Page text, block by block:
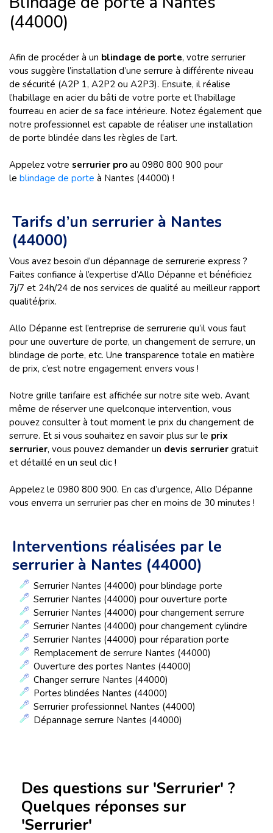
(44000)
Afin de procéder à un blindage de porte, votre serrurier
vous suggère l’installation d’une serrure à différente niveau
de sécurité (A2P 1, A2P2 ou A2P3). Ensuite, il réalise
l’habillage en acier du bâti de votre porte et l’habillage
fourreau en acier de sa face intérieure. Notez également que
notre professionnel est capable de réaliser une installation
de porte blindée dans les règles de l’art.
Appelez votre serrurier pro au 0980 800 900 pour
le blindage de porte à Nantes (44000) !
Tarifs d’un serrurier à Nantes
(44000)
Vous avez besoin d’un dépannage de serrurerie express ?
Faites confiance à l’expertise d’Allo Dépanne et bénéficiez
7j/7 et 24h/24 de nos services de qualité au meilleur rapport
qualité/prix.
Allo Dépanne est l’entreprise de serrurerie qu’il vous faut
pour une ouverture de porte, un changement de serrure, un
blindage de porte, etc. Une transparence totale en matière
de prix, c’est notre engagement envers vous !
Notre grille tarifaire est affichée sur notre site web. Avant
même de réserver une quelconque intervention, vous
pouvez consulter à tout moment le prix du changement de
serrure. Et si vous souhaitez en savoir plus sur le prix
serrurier, vous pouvez demander un devis serrurier gratuit
et détaillé en un seul clic !
Appelez le 0980 800 900. En cas d’urgence, Allo Dépanne
vous enverra un serrurier pas cher en moins de 30 minutes !
Interventions réalisées par le
serrurier à Nantes (44000)
Serrurier Nantes (44000) pour blindage porte
Serrurier Nantes (44000) pour ouverture porte
Serrurier Nantes (44000) pour changement serrure
Serrurier Nantes (44000) pour changement cylindre
Serrurier Nantes (44000) pour réparation porte
Remplacement de serrure Nantes (44000)
Ouverture des portes Nantes (44000)
Changer serrure Nantes (44000)
Portes blindées Nantes (44000)
Serrurier professionnel Nantes (44000)
Dépannage serrure Nantes (44000)
Des questions sur 'Serrurier' ?
Quelques réponses sur
'Serrurier'